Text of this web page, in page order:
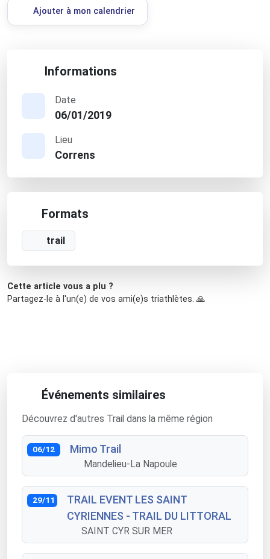
Ajouter à mon calendrier
Informations
Date
06/01/2019
Lieu
Correns
Formats
trail
Cette article vous a plu ?
Partagez-le à l'un(e) de vos ami(e)s triathlètes. 🙏
Événements similaires
Découvrez d'autres Trail dans la même région
06/12 Mimo Trail
Mandelieu-La Napoule
29/11
TRAIL EVENT LES SAINT
CYRIENNES - TRAIL DU LITTORAL
SAINT CYR SUR MER